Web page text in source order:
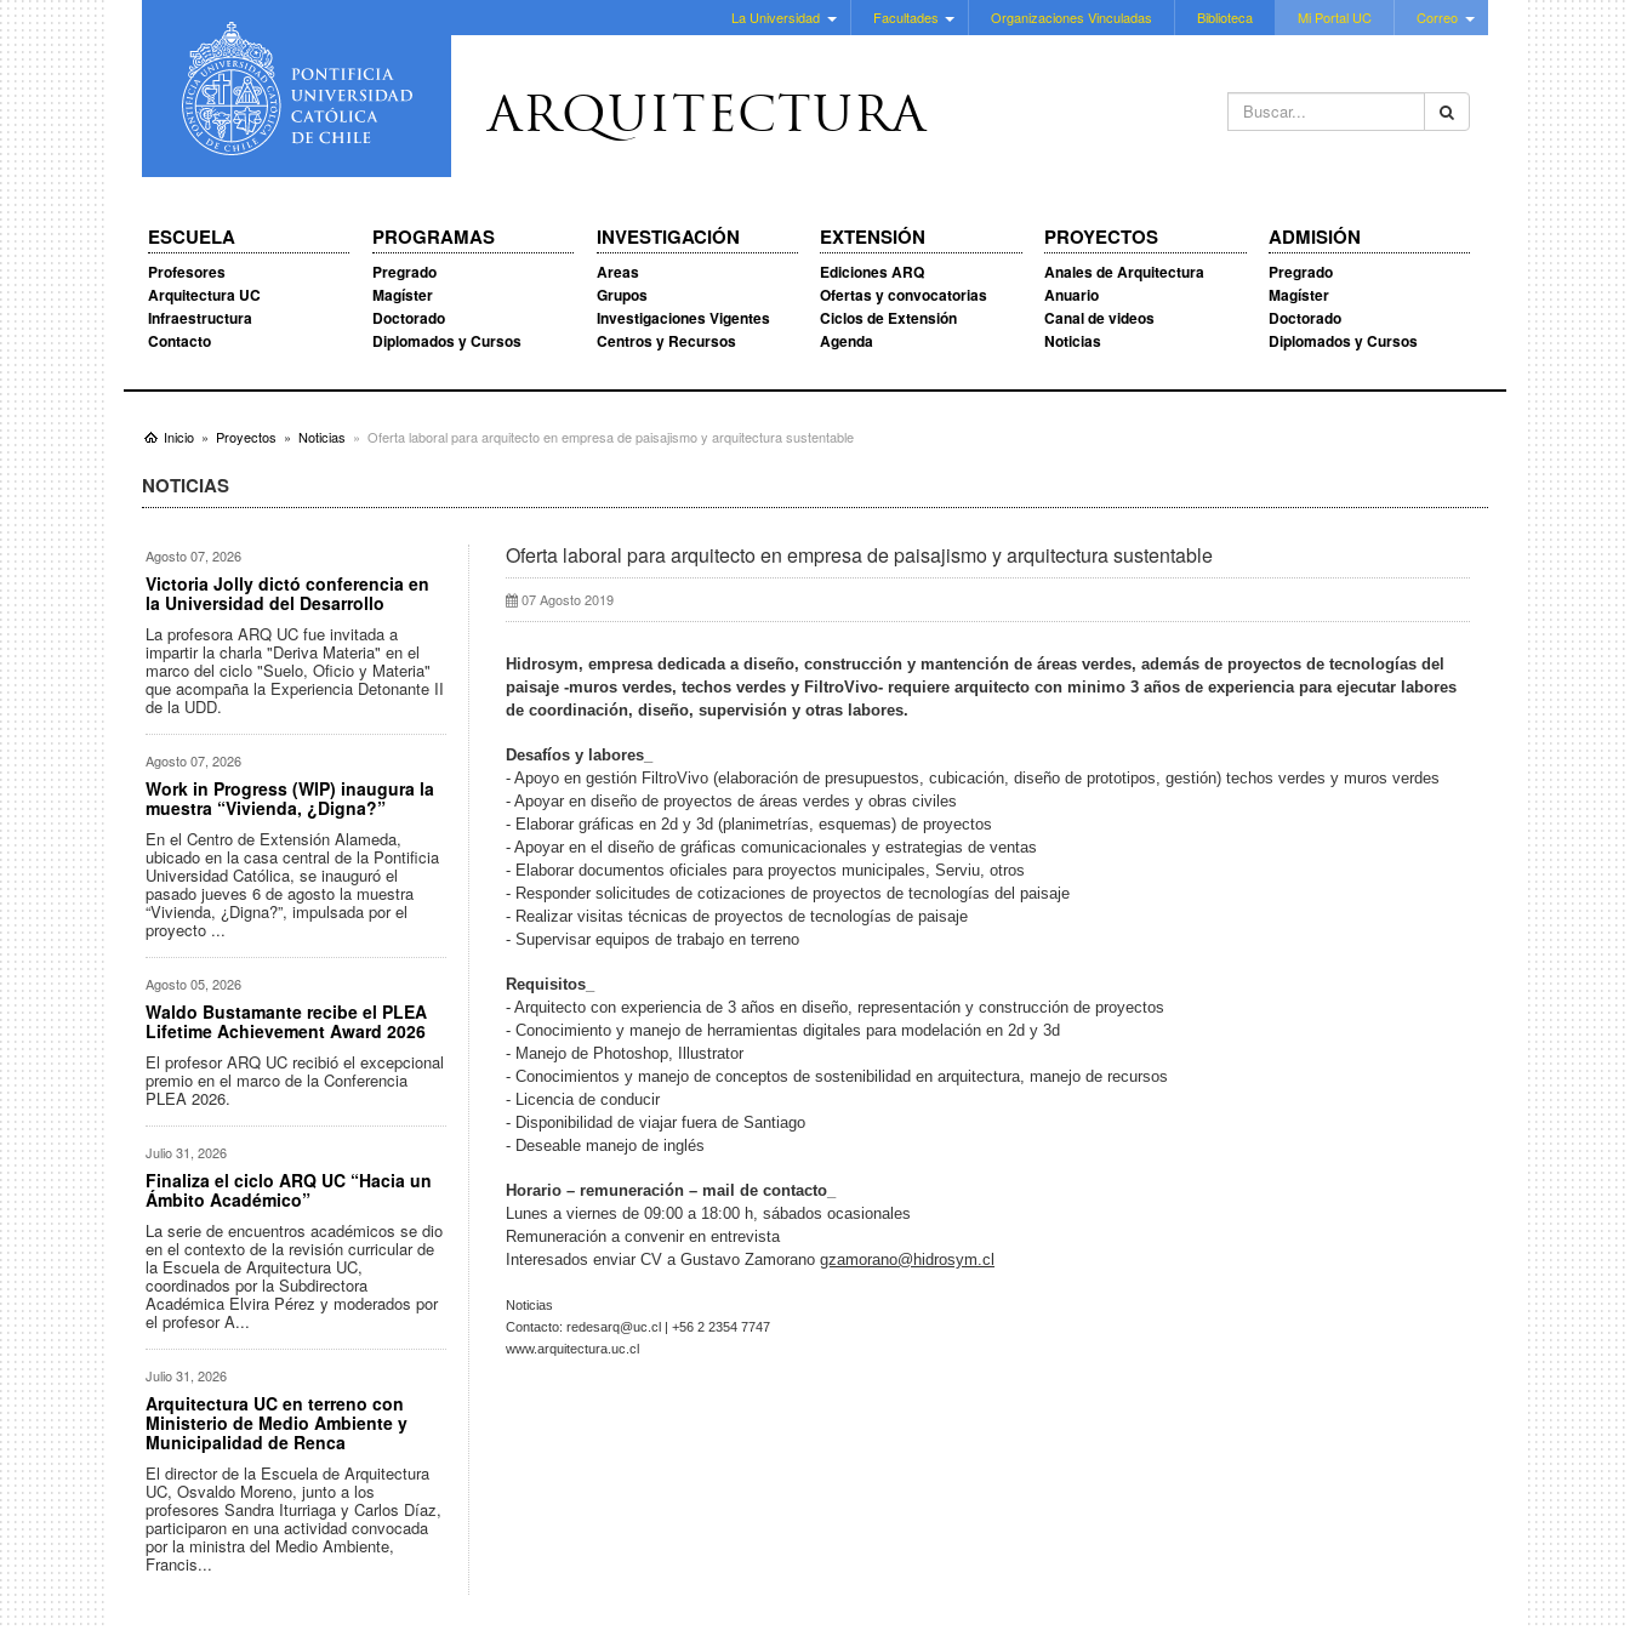
La Universidad Facultades Organizaciones Vinculadas Biblioteca Mi Portal UC Correo
Buscar...
ARQUITECTURA
ESCUELA
Profesores
Arquitectura UC
Infraestructura
Contacto
PROGRAMAS
Pregrado
Magíster
Doctorado
Diplomados y Cursos
INVESTIGACIÓN
Areas
Grupos
Investigaciones Vigentes
Centros y Recursos
EXTENSIÓN
Ediciones ARQ
Ofertas y convocatorias
Ciclos de Extensión
Agenda
PROYECTOS
Anales de Arquitectura
Anuario
Canal de videos
Noticias
ADMISIÓN
Pregrado
Magíster
Doctorado
Diplomados y Cursos
Inicio Proyectos Noticias Oferta laboral para arquitecto en empresa de paisajismo y arquitectura sustentable
NOTICIAS
Oferta laboral para arquitecto en empresa de paisajismo y arquitectura sustentable
07 Agosto 2019
Hidrosym, empresa dedicada a diseño, construcción y mantención de áreas verdes, además de proyectos de tecnologías del
paisaje -muros verdes, techos verdes y FiltroVivo- requiere arquitecto con minimo 3 años de experiencia para ejecutar labores
de coordinación, diseño, supervisión y otras labores.
Desafíos y labores_
- Apoyo en gestión FiltroVivo (elaboración de presupuestos, cubicación, diseño de prototipos, gestión) techos verdes y muros verdes
- Apoyar en diseño de proyectos de áreas verdes y obras civiles
- Elaborar gráficas en 2d y 3d (planimetrías, esquemas) de proyectos
- Apoyar en el diseño de gráficas comunicacionales y estrategias de ventas
- Elaborar documentos oficiales para proyectos municipales, Serviu, otros
- Responder solicitudes de cotizaciones de proyectos de tecnologías del paisaje
- Realizar visitas técnicas de proyectos de tecnologías de paisaje
- Supervisar equipos de trabajo en terreno
Requisitos_
- Arquitecto con experiencia de 3 años en diseño, representación y construcción de proyectos
- Conocimiento y manejo de herramientas digitales para modelación en 2d y 3d
- Manejo de Photoshop, Illustrator
- Conocimientos y manejo de conceptos de sostenibilidad en arquitectura, manejo de recursos
- Licencia de conducir
- Disponibilidad de viajar fuera de Santiago
- Deseable manejo de inglés
Horario – remuneración – mail de contacto_
Lunes a viernes de 09:00 a 18:00 h, sábados ocasionales
Remuneración a convenir en entrevista
Interesados enviar CV a Gustavo Zamorano gzamorano@hidrosym.cl
Noticias
Contacto: redesarq@uc.cl | +56 2 2354 7747
www.arquitectura.uc.cl
Agosto 07, 2026
Victoria Jolly dictó conferencia en
la Universidad del Desarrollo
La profesora ARQ UC fue invitada a
impartir la charla "Deriva Materia" en el
marco del ciclo "Suelo, Oficio y Materia"
que acompaña la Experiencia Detonante II
de la UDD.
Agosto 07, 2026
Work in Progress (WIP) inaugura la
muestra “Vivienda, ¿Digna?”
En el Centro de Extensión Alameda,
ubicado en la casa central de la Pontificia
Universidad Católica, se inauguró el
pasado jueves 6 de agosto la muestra
“Vivienda, ¿Digna?”, impulsada por el
proyecto ...
Agosto 05, 2026
Waldo Bustamante recibe el PLEA
Lifetime Achievement Award 2026
El profesor ARQ UC recibió el excepcional
premio en el marco de la Conferencia
PLEA 2026.
Julio 31, 2026
Finaliza el ciclo ARQ UC “Hacia un
Ámbito Académico”
La serie de encuentros académicos se dio
en el contexto de la revisión curricular de
la Escuela de Arquitectura UC,
coordinados por la Subdirectora
Académica Elvira Pérez y moderados por
el profesor A...
Julio 31, 2026
Arquitectura UC en terreno con
Ministerio de Medio Ambiente y
Municipalidad de Renca
El director de la Escuela de Arquitectura
UC, Osvaldo Moreno, junto a los
profesores Sandra Iturriaga y Carlos Díaz,
participaron en una actividad convocada
por la ministra del Medio Ambiente,
Francis...